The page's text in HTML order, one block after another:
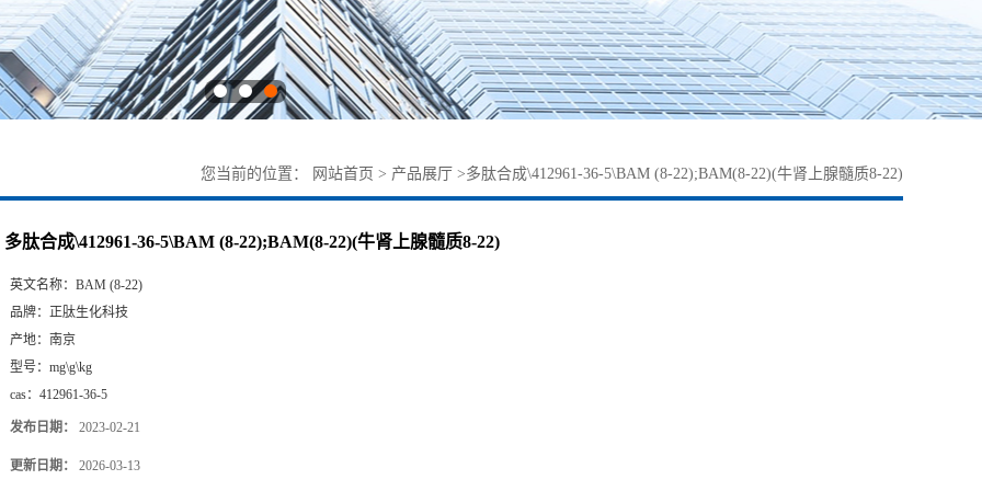
您当前的位置： 网站首页 > 产品展厅 >多肽合成\412961-36-5\BAM (8-22);BAM(8-22)(牛肾上腺髓质8-22)
多肽合成\412961-36-5\BAM (8-22);BAM(8-22)(牛肾上腺髓质8-22)
英文名称： BAM (8-22)
品牌： 正肽生化科技
产地： 南京
型号： mg\g\kg
cas： 412961-36-5
发布日期： 2023-02-21
更新日期： 2026-03-13